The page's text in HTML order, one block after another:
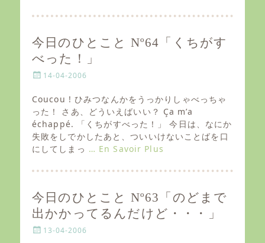
今日のひとこと Nº64「くちがす
べった！」
P
s
e
d
o
n
14-04-2006
Coucou ! ひみつなんかをうっかりしゃべっちゃ
った！ さあ、どういえばいい？ Ça m’a
échappé. 「くちがすべった！」 今日は、なにか
失敗をしでかしたあと、ついいけないことばを口
にしてしまっ … En Savoir Plus
今日のひとこと Nº63「のどまで
出かかってるんだけど・・・」
P
13-04-2006